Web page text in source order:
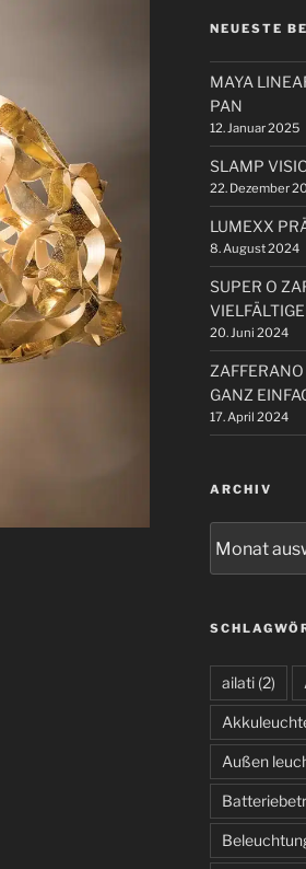
NEUESTE
MAYA
PAN
12. Januar 2025
SLAMP
22. Dezember
LUMEXX
8. August 2024
SUPER O
20. Juni 2024
GANZ
17. April 2024
ARCHIV
ailati(2)
Außen